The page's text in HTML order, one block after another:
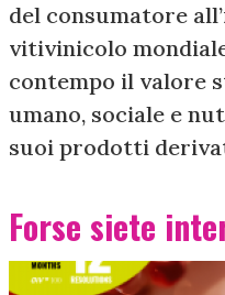
del consumatore
vitivinicolo
contempo il valore
umano, sociale e
suoi prodotti
Forse siete